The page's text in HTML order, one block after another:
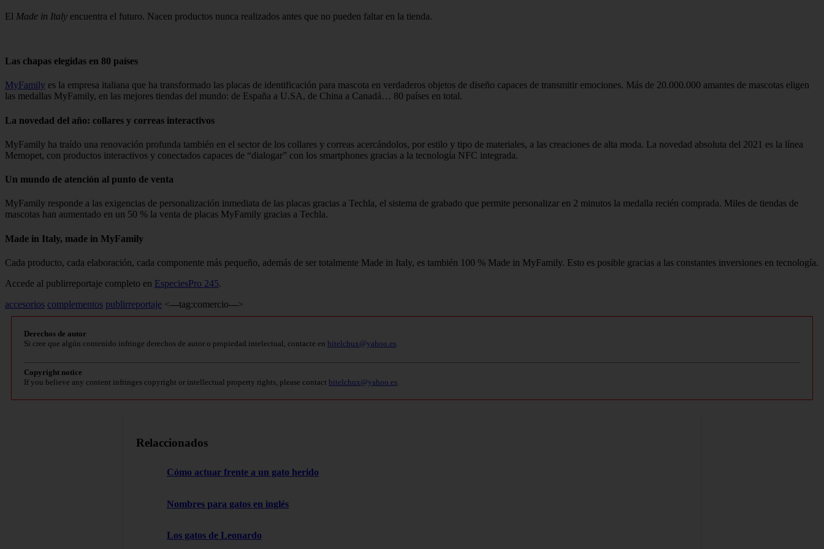
El Made in Italy encuentra el futuro. Nacen productos nunca realizados antes que no pueden faltar en la tienda.
Las chapas elegidas en 80 países
MyFamily es la empresa italiana que ha transformado las placas de identificación para mascota en verdaderos objetos de diseño capaces de transmitir emociones. Más de 20.000.000 amantes de mascotas eligen
las medallas MyFamily, en las mejores tiendas del mundo: de España a U.SA, de China a Canadá… 80 países en total.
La novedad del año: collares y correas interactivos
MyFamily ha traído una renovación profunda también en el sector de los collares y correas acercándolos, por estilo y tipo de materiales, a las creaciones de alta moda. La novedad absoluta del 2021 es la línea
Memopet, con productos interactivos y conectados capaces de “dialogar” con los smartphones gracias a la tecnología NFC integrada.
Un mundo de atención al punto de venta
MyFamily responde a las exigencias de personalización inmediata de las placas gracias a Techla, el sistema de grabado que permite personalizar en 2 minutos la medalla recién comprada. Miles de tiendas de
mascotas han aumentado en un 50 % la venta de placas MyFamily gracias a Techla.
Made in Italy, made in MyFamily
Cada producto, cada elaboración, cada componente más pequeño, además de ser totalmente Made in Italy, es también 100 % Made in MyFamily. Esto es posible gracias a las constantes inversiones en tecnología.
Accede al publirreportaje completo en EspeciesPro 245.
accesorios complementos publirreportaje <---tag:comercio--->
Derechos de autor
Si cree que algún contenido infringe derechos de autor o propiedad intelectual, contacte en bitelchux@yahoo.es
Copyright notice
If you believe any content infringes copyright or intellectual property rights, please contact bitelchux@yahoo.es
Relaccionados
Cómo actuar frente a un gato herido
Nombres para gatos en inglés
Los gatos de Leonardo